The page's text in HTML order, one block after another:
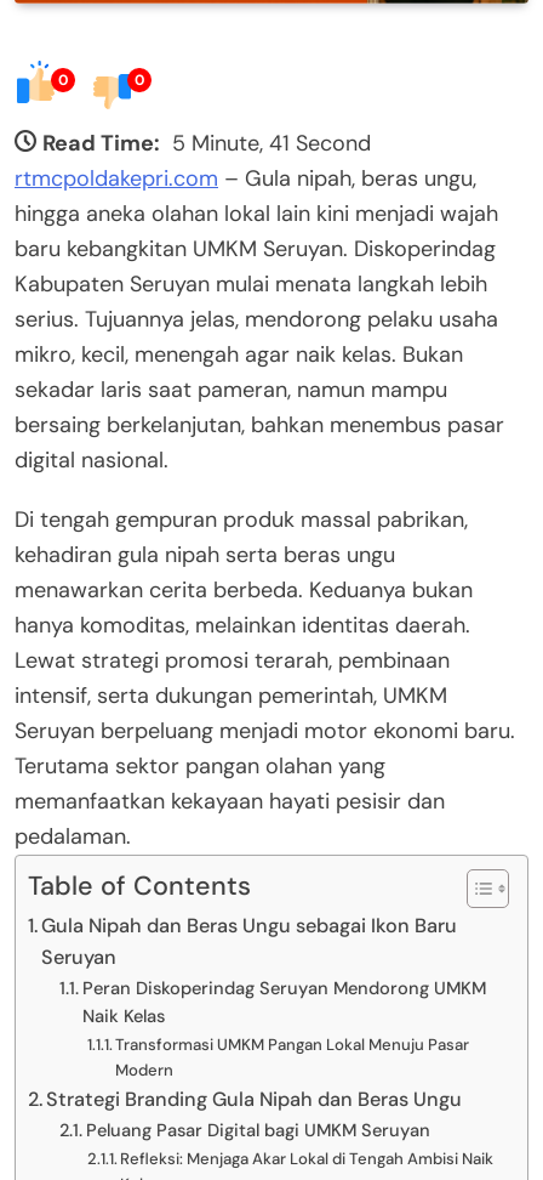
0 0
Read Time: 5 Minute, 41 Second
rtmcpoldakepri.com – Gula nipah, beras ungu,
hingga aneka olahan lokal lain kini menjadi wajah
baru kebangkitan UMKM Seruyan. Diskoperindag
Kabupaten Seruyan mulai menata langkah lebih
serius. Tujuannya jelas, mendorong pelaku usaha
mikro, kecil, menengah agar naik kelas. Bukan
sekadar laris saat pameran, namun mampu
bersaing berkelanjutan, bahkan menembus pasar
digital nasional.
Di tengah gempuran produk massal pabrikan,
kehadiran gula nipah serta beras ungu
menawarkan cerita berbeda. Keduanya bukan
hanya komoditas, melainkan identitas daerah.
Lewat strategi promosi terarah, pembinaan
intensif, serta dukungan pemerintah, UMKM
Seruyan berpeluang menjadi motor ekonomi baru.
Terutama sektor pangan olahan yang
memanfaatkan kekayaan hayati pesisir dan
pedalaman.
Table of Contents
Gula Nipah dan Beras Ungu sebagai Ikon Baru
Seruyan
Peran Diskoperindag Seruyan Mendorong UMKM
Naik Kelas
Transformasi UMKM Pangan Lokal Menuju Pasar
Modern
Strategi Branding Gula Nipah dan Beras Ungu
Peluang Pasar Digital bagi UMKM Seruyan
Refleksi: Menjaga Akar Lokal di Tengah Ambisi Naik